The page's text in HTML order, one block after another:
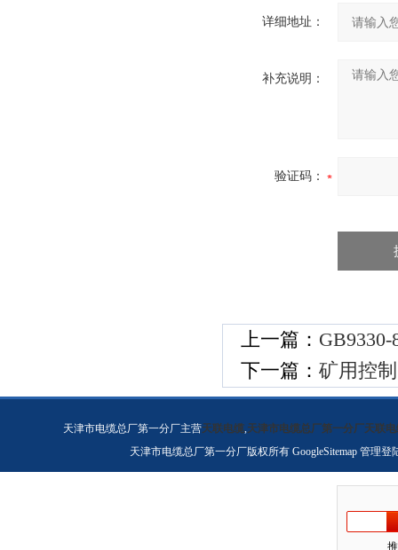
详细地址：
补充说明：
验证码：
上一篇：
下一篇： 矿用控
天津市电缆总厂第一分厂主营天联电缆,天津市电缆总厂第一分厂天联电
天津市电缆总厂第一分厂版权所有 GoogleSitemap 管理登